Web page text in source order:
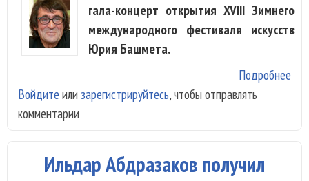
гала-концерт открытия XVIII Зимнего
международного фестиваля искусств
Юрия Башмета.
Подробнее
Войдите или зарегистрируйтесь, чтобы отправлять
комментарии
Ильдар Абдразаков получил